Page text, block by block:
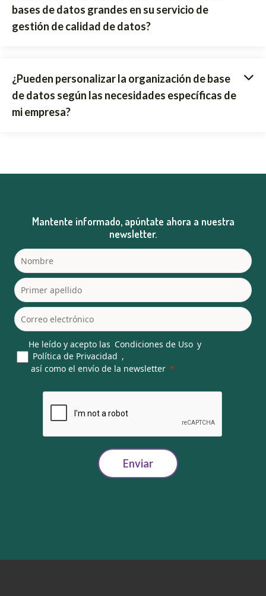
bases de datos grandes en su servicio de
gestión de calidad de datos?
¿Pueden personalizar la organización de base
de datos según las necesidades específicas de
mi empresa?
Mantente informado, apúntate ahora a nuestra
newsletter.
He leído y acepto las Condiciones de Uso y
Política de Privacidad ,
así como el envío de la newsletter
Enviar